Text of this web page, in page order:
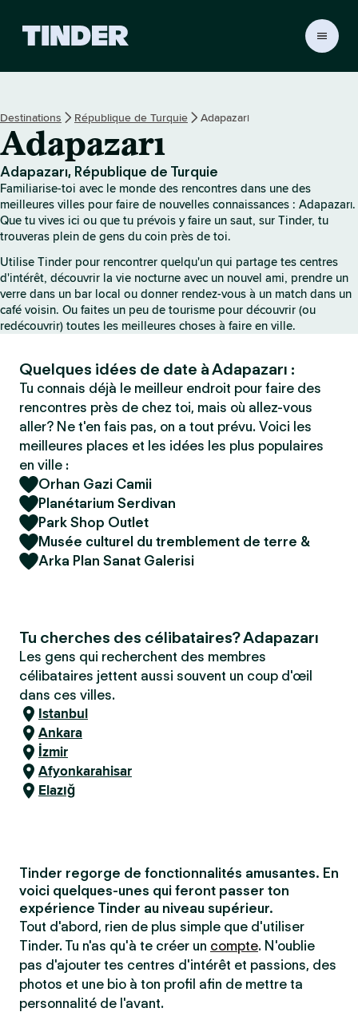
i
l
T
i
n
d
e
r
Destinations République de Turquie Adapazarı
Adapazarı
Adapazarı, République de Turquie
Familiarise-toi avec le monde des rencontres dans une des
meilleures villes pour faire de nouvelles connaissances : Adapazarı.
Que tu vives ici ou que tu prévois y faire un saut, sur Tinder, tu
trouveras plein de gens du coin près de toi.
Utilise Tinder pour rencontrer quelqu'un qui partage tes centres
d'intérêt, découvrir la vie nocturne avec un nouvel ami, prendre un
verre dans un bar local ou donner rendez-vous à un match dans un
café voisin. Ou faites un peu de tourisme pour découvrir (ou
redécouvrir) toutes les meilleures choses à faire en ville.
Quelques idées de date à Adapazarı :
Tu connais déjà le meilleur endroit pour faire des
rencontres près de chez toi, mais où allez-vous
aller? Ne t'en fais pas, on a tout prévu. Voici les
meilleures places et les idées les plus populaires
en ville :
Orhan Gazi Camii
Planétarium Serdivan
Park Shop Outlet
Musée culturel du tremblement de terre &
Arka Plan Sanat Galerisi
Tu cherches des célibataires? Adapazarı
Les gens qui recherchent des membres
célibataires jettent aussi souvent un coup d'œil
dans ces villes.
Istanbul
Ankara
İzmir
Afyonkarahisar
Elazığ
Tinder regorge de fonctionnalités amusantes. En
voici quelques-unes qui feront passer ton
expérience Tinder au niveau supérieur.
Tout d'abord, rien de plus simple que d'utiliser
Tinder. Tu n'as qu'à te créer un compte. N'oublie
pas d'ajouter tes centres d'intérêt et passions, des
photos et une bio à ton profil afin de mettre ta
personnalité de l'avant.